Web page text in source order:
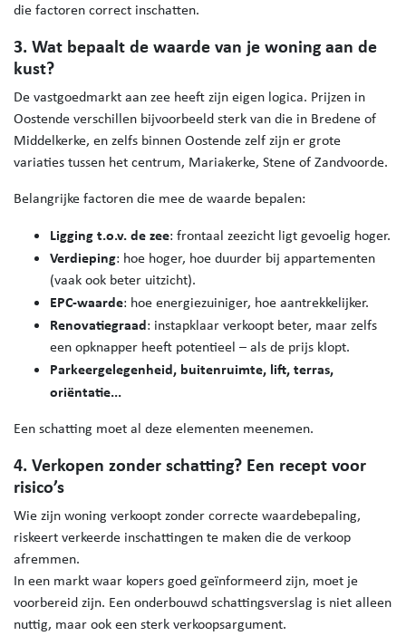
die factoren correct inschatten.
3. Wat bepaalt de waarde van je woning aan de
kust?
De vastgoedmarkt aan zee heeft zijn eigen logica. Prijzen in
Oostende verschillen bijvoorbeeld sterk van die in Bredene of
Middelkerke, en zelfs binnen Oostende zelf zijn er grote
variaties tussen het centrum, Mariakerke, Stene of Zandvoorde.
Belangrijke factoren die mee de waarde bepalen:
Ligging t.o.v. de zee: frontaal zeezicht ligt gevoelig hoger.
Verdieping: hoe hoger, hoe duurder bij appartementen
(vaak ook beter uitzicht).
EPC-waarde: hoe energiezuiniger, hoe aantrekkelijker.
Renovatiegraad: instapklaar verkoopt beter, maar zelfs
een opknapper heeft potentieel – als de prijs klopt.
Parkeergelegenheid, buitenruimte, lift, terras,
oriëntatie...
Een schatting moet al deze elementen meenemen.
4. Verkopen zonder schatting? Een recept voor
risico’s
Wie zijn woning verkoopt zonder correcte waardebepaling,
riskeert verkeerde inschattingen te maken die de verkoop
afremmen.
In een markt waar kopers goed geïnformeerd zijn, moet je
voorbereid zijn. Een onderbouwd schattingsverslag is niet alleen
nuttig, maar ook een sterk verkoopsargument.